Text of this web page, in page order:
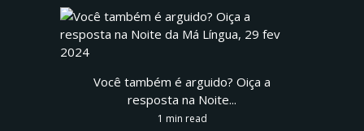
Você também é arguido? Oiça a
resposta na Noite...
1 min read